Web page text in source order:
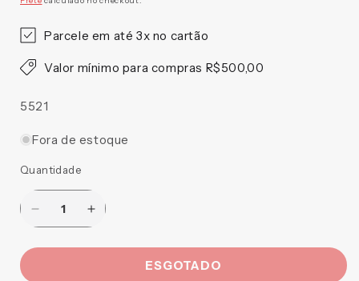
Parcele em até 3x no cartão
Valor mínimo para compras R$500,00
SKU:
5521
Fora de estoque
Quantidade
Diminuir
quantidade
Aumentar
quantidade
ESGOTADO